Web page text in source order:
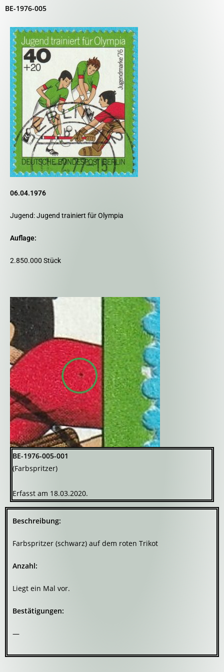
BE-1976-005
06.04.1976
Jugend: Jugend trainiert für Olympia
Auflage:
2.850.000 Stück
BE-1976-005-001
(Farbspritzer)
Erfasst am 18.03.2020.
Beschreibung:
Farbspritzer (schwarz) auf dem roten Trikot
Anzahl:
Liegt ein Mal vor.
Bestätigungen:
—